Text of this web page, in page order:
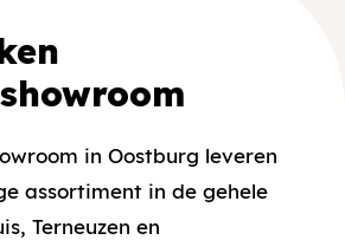
in Oostburg leveren
assortiment in de gehele
Terneuzen en